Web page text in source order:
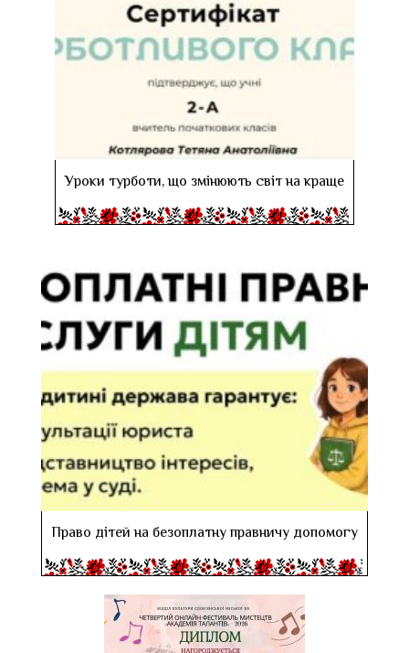
Уроки турботи, що змінюють світ на краще
Право дітей на безоплатну правничу допомогу